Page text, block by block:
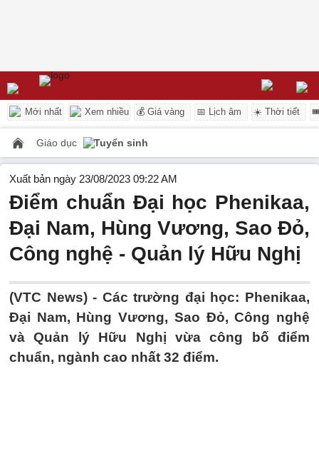
Mới nhất Xem nhiều 💰 Giá vàng 📅 Lịch âm ☀️ Thời tiết
Giáo dục Tuyển sinh
Xuất bản ngày 23/08/2023 09:22 AM
Điểm chuẩn Đại học Phenikaa,
Đại Nam, Hùng Vương, Sao Đỏ,
Công nghệ - Quản lý Hữu Nghị
(VTC News) - Các trường đại học: Phenikaa,
Đại Nam, Hùng Vương, Sao Đỏ, Công nghệ
và Quản lý Hữu Nghị vừa công bố điểm
chuẩn, ngành cao nhất 32 điểm.